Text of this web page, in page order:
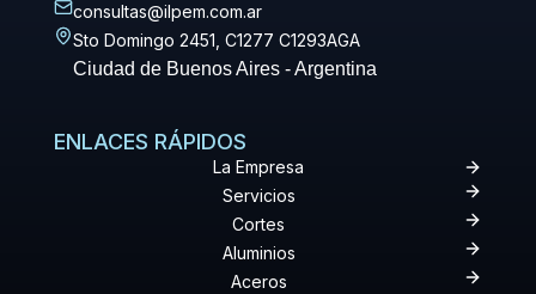
consultas@ilpem.com.ar
Sto Domingo 2451, C1277 C1293AGA
Ciudad de Buenos Aires - Argentina
ENLACES RÁPIDOS
La Empresa
Servicios
Cortes
Aluminios
Aceros